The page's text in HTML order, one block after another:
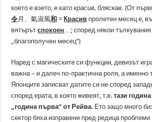
което е взето, е катокрасив, бляскав. (От
令 月、氣淑風和 = Красив пролетен месец е,
вятърътспокоен …; според някои
„благополучен месец“)
Наред с магическите си функции, девизът
важна – и далеч по-практична роля, а именно
Японците записват датите си не според
според ерата, в която живеят, т.е.тази
„година първа“ от Рейва. Ето защо много
сектор бяха изправени пред редица проблеми